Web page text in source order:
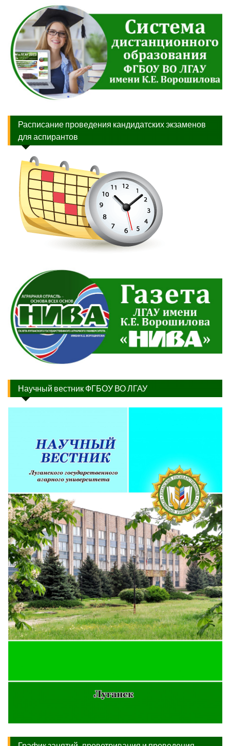
Расписание проведения кандидатских экзаменов
для аспирантов
Научный вестник ФГБОУ ВО ЛГАУ